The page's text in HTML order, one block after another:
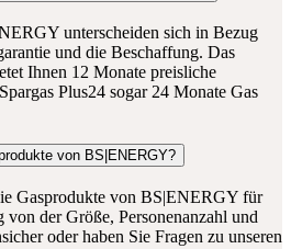
unterscheiden sich in Bezug
und die Beschaffung. Das
Ihnen 12 Monate preisliche
Plus24 sogar 24 Monate Gas
von BS|ENERGY?
Gasprodukte von BS|ENERGY für
von der Größe, Personenanzahl und
oder haben Sie Fragen zu unseren